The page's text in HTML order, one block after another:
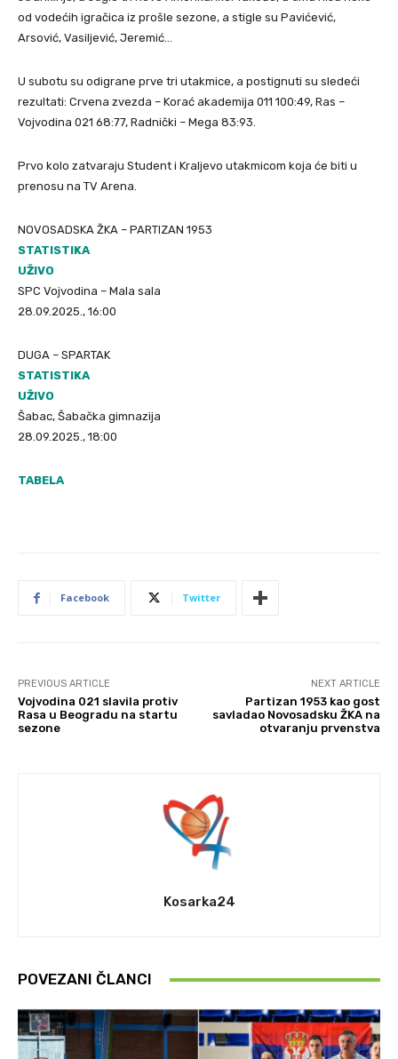
od vodećih igračica iz prošle sezone, a stigle su Pavićević,
Arsović, Vasiljević, Jeremić…
U subotu su odigrane prve tri utakmice, a postignuti su sledeći
rezultati: Crvena zvezda – Korać akademija 011 100:49, Ras –
Vojvodina 021 68:77, Radnički – Mega 83:93.
Prvo kolo zatvaraju Student i Kraljevo utakmicom koja će biti u
prenosu na TV Arena.
NOVOSADSKA ŽKA – PARTIZAN 1953
STATISTIKA
UŽIVO
SPC Vojvodina – Mala sala
28.09.2025., 16:00
DUGA – SPARTAK
STATISTIKA
UŽIVO
Šabac, Šabačka gimnazija
28.09.2025., 18:00
TABELA
Facebook Twitter
PREVIOUS ARTICLE
Vojvodina 021 slavila protiv
Rasa u Beogradu na startu
sezone
NEXT ARTICLE
Partizan 1953 kao gost
savladao Novosadsku ŽKA na
otvaranju prvenstva
Kosarka24
POVEZANI ČLANCI